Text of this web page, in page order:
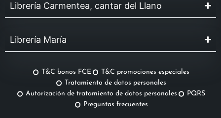
Librería Carmentea, cantar del Llano
Librería María
T&C bonos FCE
T&C promociones especiales
Tratamiento de datos personales
Autorización de tratamiento de datos personales
PQRS
Preguntas frecuentes